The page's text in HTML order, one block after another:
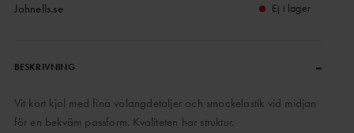
Johnells.se Ej i lager
BESKRIVNING –
Vit kort kjol med fina volangdetaljer och smockelastik vid midjan
för en bekväm passform. Kvaliteten har struktur.